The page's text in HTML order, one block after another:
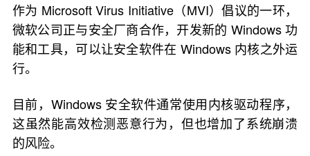
作为 Microsoft Virus Initiative（MVI）倡议的一环，
微软公司正与安全厂商合作，开发新的 Windows 功
能和工具，可以让安全软件在 Windows 内核之外运
行。
目前，Windows 安全软件通常使用内核驱动程序，
这虽然能高效检测恶意行为，但也增加了系统崩溃
的风险。